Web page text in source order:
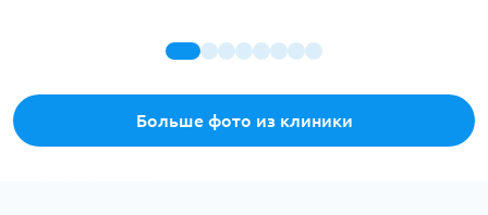
Больше фото из клиники